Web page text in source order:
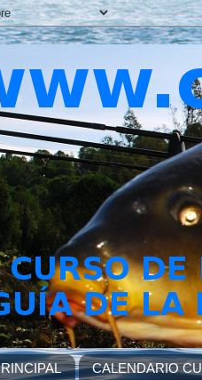
CALENDARIO